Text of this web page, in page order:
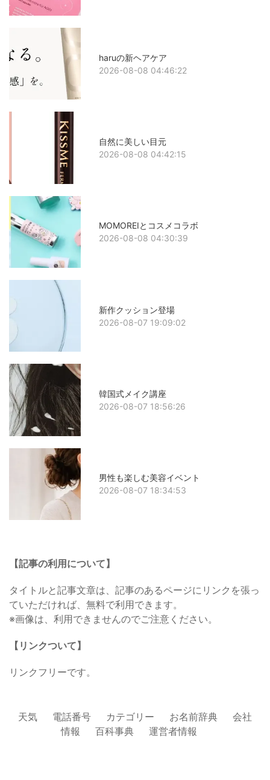
haruの新ヘアケア
2026-08-08 04:46:22
自然に美しい目元
2026-08-08 04:42:15
MOMOREIとコスメコラボ
2026-08-08 04:30:39
新作クッション登場
2026-08-07 19:09:02
韓国式メイク講座
2026-08-07 18:56:26
男性も楽しむ美容イベント
2026-08-07 18:34:53
【記事の利用について】
タイトルと記事文章は、記事のあるページにリンクを張っ
ていただければ、無料で利用できます。
※画像は、利用できませんのでご注意ください。
【リンクついて】
リンクフリーです。
天気 電話番号 カテゴリー お名前辞典
会社
情報
百科事典 運営者情報